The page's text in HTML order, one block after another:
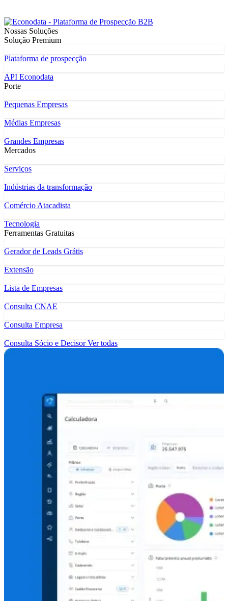
Nossas Soluções
Solução Premium
Plataforma de prospecção
API Econodata
Porte
Pequenas Empresas
Médias Empresas
Grandes Empresas
Mercados
Serviços
Indústrias da transformação
Comércio Atacadista
Tecnologia
Ferramentas Gratuitas
Gerador de Leads Grátis
Extensão
Lista de Empresas
Consulta CNAE
Consulta Empresa
Consulta Sócio e DecisorVer todas